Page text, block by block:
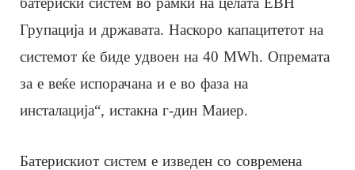
Групација и државата. Наскоро капацитетот на
системот ќе биде удвоен на 40 MWh. Опремата
за е веќе испорачана и е во фаза на
инсталација“, истакна г-дин Маиер.
Батерискиот систем е изведен со современа